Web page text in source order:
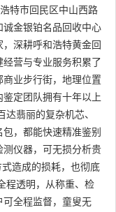
特市回民区中山西路
金银铂名品回收中心
深耕呼和浩特黄金回
营与专业服务积累了
业步行街，地理位置
定团队拥有十年以上
翡丽的复杂机芯、
，都能快速精准鉴别
仪器，可无损分析贵
造成的损耗，也彻底
程透明，从称重、检
全程监督，童叟无